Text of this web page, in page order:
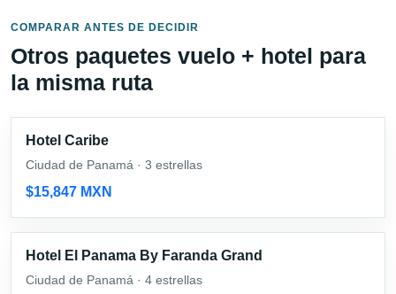
COMPARAR ANTES DE DECIDIR
Otros paquetes vuelo + hotel para
la misma ruta
Hotel Caribe
Ciudad de Panamá · 3 estrellas
$15,847 MXN
Hotel El Panama By Faranda Grand
Ciudad de Panamá · 4 estrellas